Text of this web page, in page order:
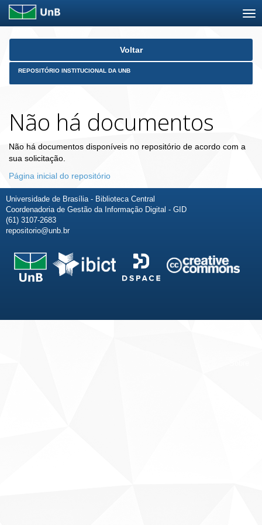
Skip
Voltar
REPOSITÓRIO INSTITUCIONAL DA UNB
Não há documentos
Não há documentos disponíveis no repositório de acordo com a
sua solicitação.
Página inicial do repositório
Universidade de Brasília - Biblioteca Central
Coordenadoria de Gestão da Informação Digital - GID
(61) 3107-2683
repositorio@unb.br